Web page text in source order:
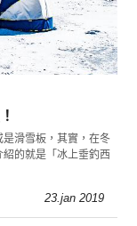
滑雪板，其實，在冬
的就是「冰上垂釣西
23.jan 2019